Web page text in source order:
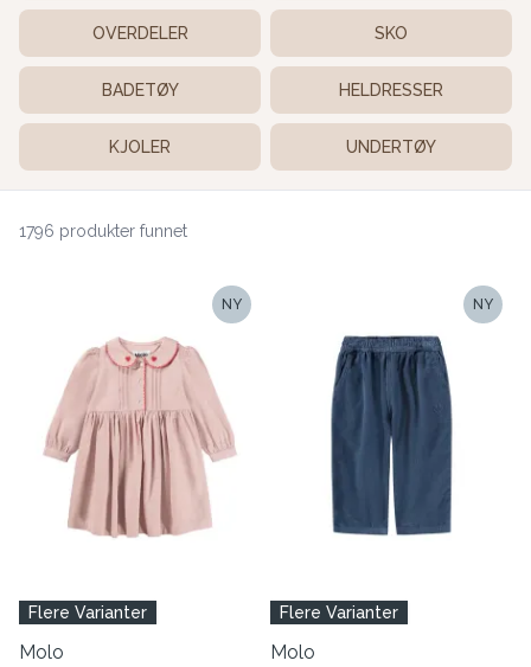
OVERDELER SKO
BADETØY HELDRESSER
KJOLER UNDERTØY
1796 produkter funnet
NY
Flere Varianter
Molo
NY
Flere Varianter
Molo